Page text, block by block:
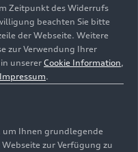
Q6L Sportback
Platform
durch
sowie
aus. Neben dem
auch ein speziell
System. Als
Modell wurde der
Zeitpunkt des Widerrufs
beachten Sie bitte
der Webseite. Weitere
zur Verwendung Ihrer
unsererCookie Information,
Impressum.
um Ihnen grundlegende
zur Verfügung zu